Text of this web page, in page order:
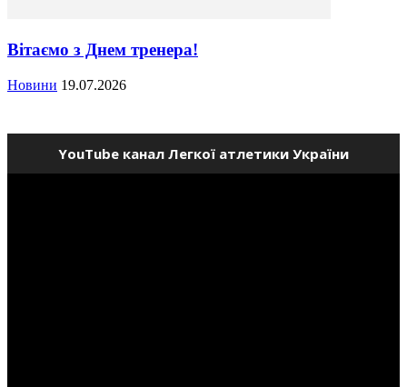
Вітаємо з Днем тренера!
Новини 19.07.2026
YouTube канал Легкої атлетики України